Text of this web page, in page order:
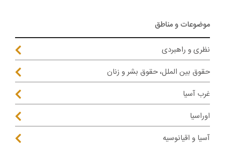
موضوعات و مناطق
نظری و راهبردی
حقوق بین الملل، حقوق بشر و زنان
غرب آسیا
اوراسیا
آسیا و اقیانوسیه